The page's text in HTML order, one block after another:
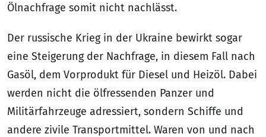
Ölnachfrage somit nicht nachlässt.
Der russische Krieg in der Ukraine bewirkt sogar
eine Steigerung der Nachfrage, in diesem Fall nach
Gasöl, dem Vorprodukt für Diesel und Heizöl. Dabei
werden nicht die ölfressenden Panzer und
Militärfahrzeuge adressiert, sondern Schiffe und
andere zivile Transportmittel. Waren von und nach